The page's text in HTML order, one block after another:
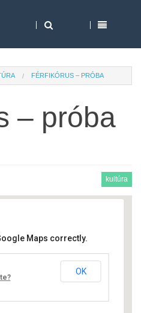
FÉRFIKÓRUS – PRÓBA
– próba
kultúra
Maps correctly.
OK